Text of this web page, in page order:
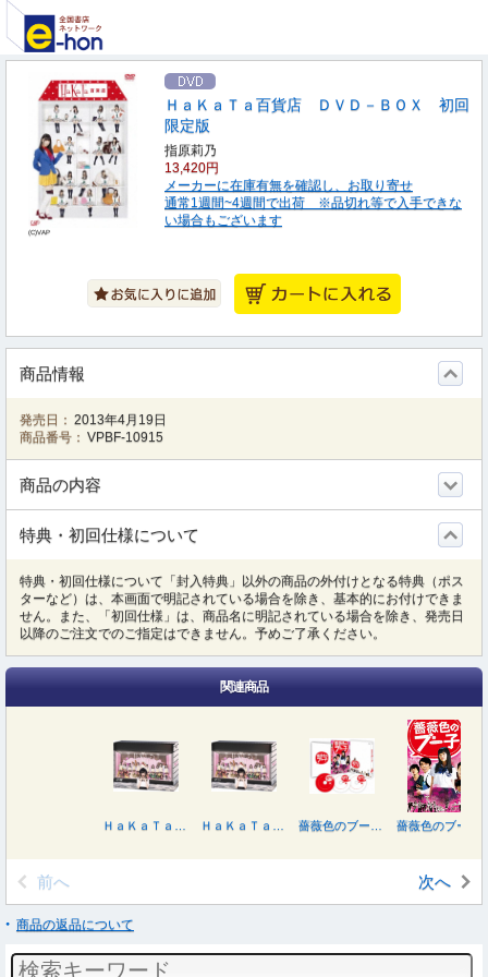
(C)VAP
ＨａＫａＴａ百貨店 ＤＶＤ－ＢＯＸ 初回
限定版
指原莉乃
13,420円
メーカーに在庫有無を確認し、お取り寄せ
通常1週間~4週間で出荷 ※品切れ等で入手できな
い場合もございます
商品情報
発売日： 2013年4月19日
商品番号： VPBF-10915
商品の内容
特典・初回仕様について
特典・初回仕様について「封入特典」以外の商品の外付けとなる特典（ポス
ターなど）は、本画面で明記されている場合を除き、基本的にお付けできま
せん。また、「初回仕様」は、商品名に明記されている場合を除き、発売日
以降のご注文でのご指定はできません。予めご了承ください。
関連商品
前へ 次へ
商品の返品について